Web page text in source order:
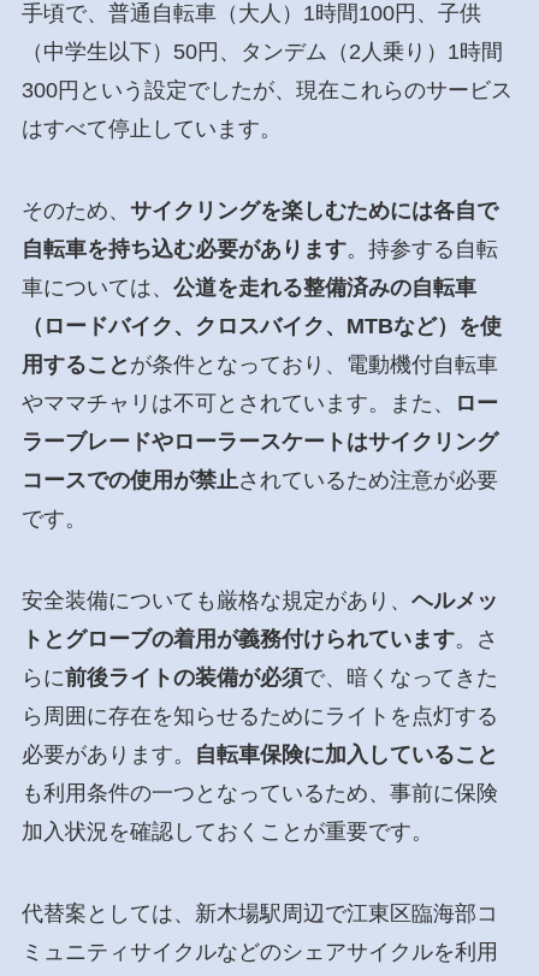
手頃で、普通自転車（大人）1時間100円、子供
（中学生以下）50円、タンデム（2人乗り）1時間
300円という設定でしたが、現在これらのサービス
はすべて停止しています。
そのため、 サイクリングを楽しむためには各自で
自転車を持ち込む必要があります。持参する自転
車については、 公道を走れる整備済みの自転車
（ロードバイク、クロスバイク、MTBなど）を使
用すること が条件となっており、電動機付自転車
やママチャリは不可とされています。また、
ロー
ラーブレードやローラースケートはサイクリング
コースでの使用が禁止されているため注意が必要
です。
安全装備についても厳格な規定があり、 ヘルメッ
トとグローブの着用が義務付けられています。さ
らに前後ライトの装備が必須で、暗くなってきた
ら周囲に存在を知らせるためにライトを点灯する
必要があります。
自転車保険に加入していること
も利用条件の一つとなっているため、事前に保険
加入状況を確認しておくことが重要です。
代替案としては、新木場駅周辺で江東区臨海部コ
ミュニティサイクルなどのシェアサイクルを利用